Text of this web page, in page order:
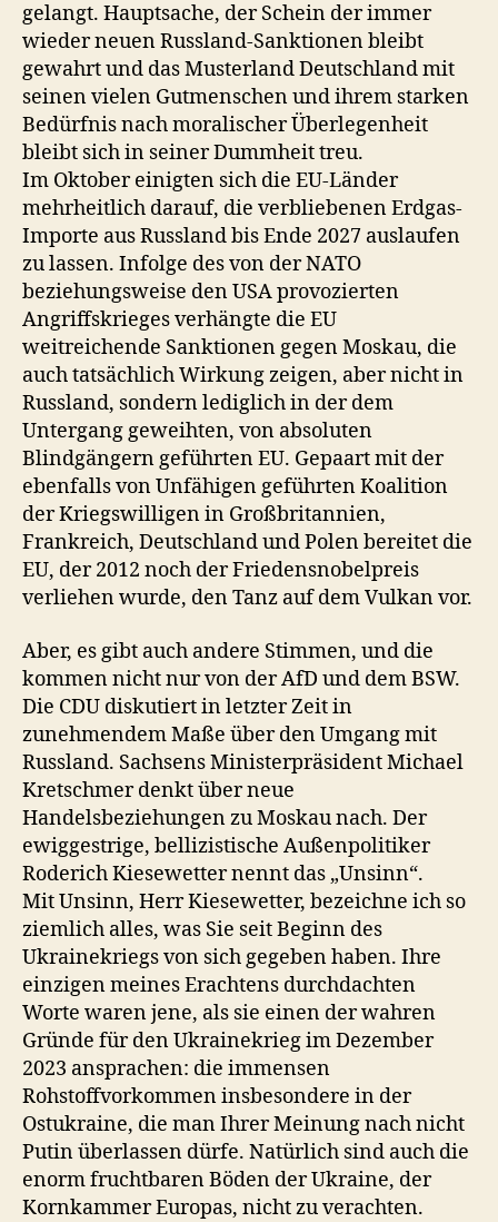
gelangt. Hauptsache, der Schein der immer
wieder neuen Russland-Sanktionen bleibt
gewahrt und das Musterland Deutschland mit
seinen vielen Gutmenschen und ihrem starken
Bedürfnis nach moralischer Überlegenheit
bleibt sich in seiner Dummheit treu.
Im Oktober einigten sich die EU-Länder
mehrheitlich darauf, die verbliebenen Erdgas-
Importe aus Russland bis Ende 2027 auslaufen
zu lassen. Infolge des von der NATO
beziehungsweise den USA provozierten
Angriffskrieges verhängte die EU
weitreichende Sanktionen gegen Moskau, die
auch tatsächlich Wirkung zeigen, aber nicht in
Russland, sondern lediglich in der dem
Untergang geweihten, von absoluten
Blindgängern geführten EU. Gepaart mit der
ebenfalls von Unfähigen geführten Koalition
der Kriegswilligen in Großbritannien,
Frankreich, Deutschland und Polen bereitet die
EU, der 2012 noch der Friedensnobelpreis
verliehen wurde, den Tanz auf dem Vulkan vor.
Aber, es gibt auch andere Stimmen, und die
kommen nicht nur von der AfD und dem BSW.
Die CDU diskutiert in letzter Zeit in
zunehmendem Maße über den Umgang mit
Russland. Sachsens Ministerpräsident Michael
Kretschmer denkt über neue
Handelsbeziehungen zu Moskau nach. Der
ewiggestrige, bellizistische Außenpolitiker
Roderich Kiesewetter nennt das „Unsinn“.
Mit Unsinn, Herr Kiesewetter, bezeichne ich so
ziemlich alles, was Sie seit Beginn des
Ukrainekriegs von sich gegeben haben. Ihre
einzigen meines Erachtens durchdachten
Worte waren jene, als sie einen der wahren
Gründe für den Ukrainekrieg im Dezember
2023 ansprachen: die immensen
Rohstoffvorkommen insbesondere in der
Ostukraine, die man Ihrer Meinung nach nicht
Putin überlassen dürfe. Natürlich sind auch die
enorm fruchtbaren Böden der Ukraine, der
Kornkammer Europas, nicht zu verachten.